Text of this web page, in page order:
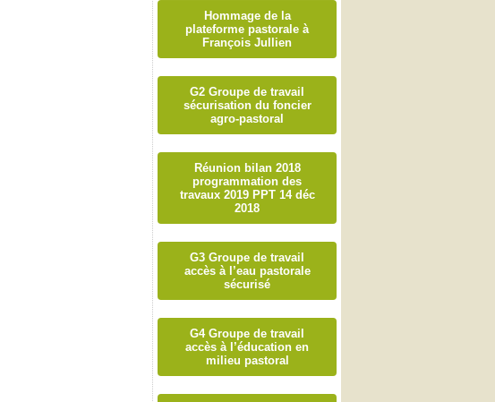
Hommage de la
plateforme pastorale à
François Jullien
G2 Groupe de travail
sécurisation du foncier
agro-pastoral
Réunion bilan 2018
programmation des
travaux 2019 PPT 14 déc
2018
G3 Groupe de travail
accès à l’eau pastorale
sécurisé
G4 Groupe de travail
accès à l’éducation en
milieu pastoral